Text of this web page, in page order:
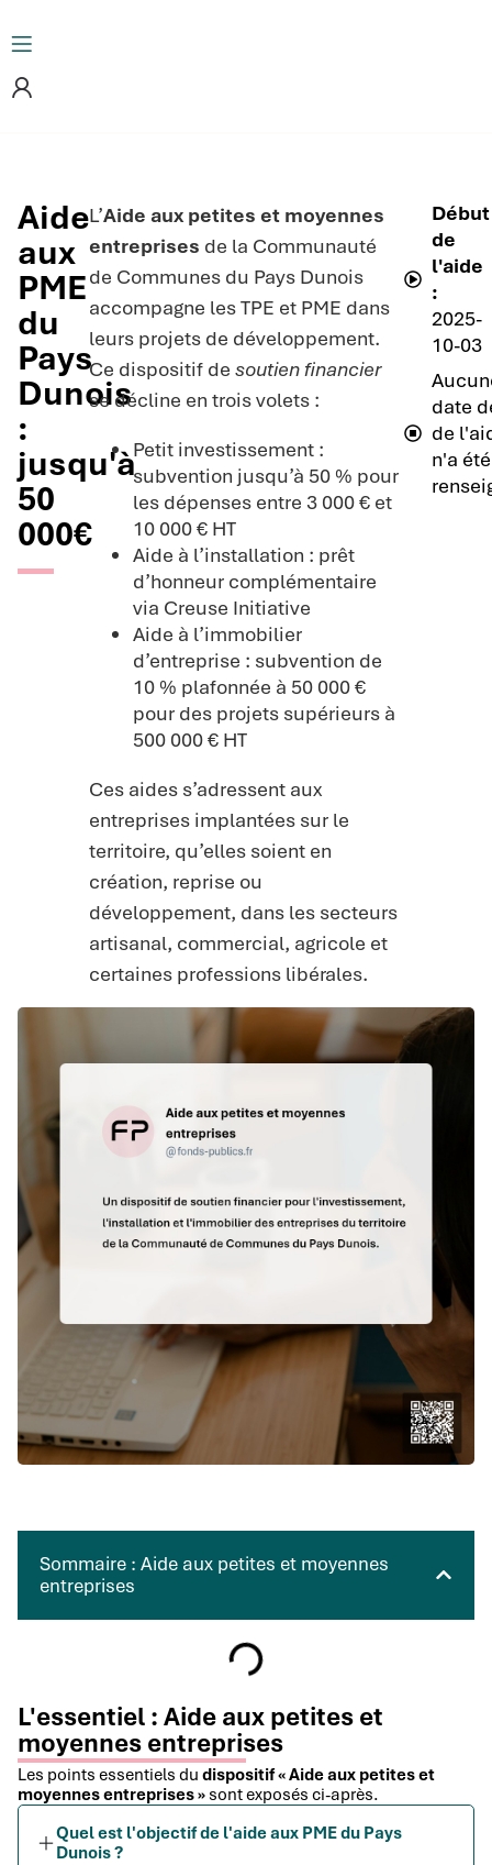
Aide
aux
PME
du
Pays
Dunois
:
jusqu'à
50
000€
L’Aide aux petites et moyennes
entreprises de la Communauté
de Communes du Pays Dunois
accompagne les TPE et PME dans
leurs projets de développement.
Ce dispositif desoutien financier
se décline en trois volets :
Petit investissement :
subvention jusqu’à 50 % pour
les dépenses entre 3 000 € et
10 000 € HT
Aide à l’installation : prêt
d’honneur complémentaire
via Creuse Initiative
Aide à l’immobilier
d’entreprise : subvention de
10 % plafonnée à 50 000 €
pour des projets supérieurs à
500 000 € HT
Ces aides s’adressent aux
entreprises implantées sur le
territoire, qu’elles soient en
création, reprise ou
développement, dans les secteurs
artisanal, commercial, agricole et
certaines professions libérales.
Début
de
l'aide
:
2025-
10-03
date
de
n'a été
Sommaire : Aide aux petites et moyennes
entreprises
L'essentiel : Aide aux petites et
moyennes entreprises
Les points essentiels du dispositif « Aide aux petites et
moyennes entreprises » sont exposés ci-après.
Quel est l'objectif de l'aide aux PME du Pays
Dunois ?